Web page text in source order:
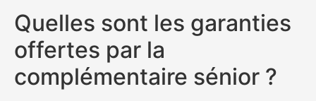
Quelles sont les garanties
offertes par la
complémentaire sénior ?